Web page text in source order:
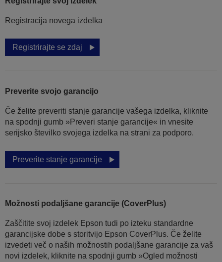
Registracija novega izdelka
Registrirajte se zdaj
Preverite svojo garancijo
Če želite preveriti stanje garancije vašega izdelka, kliknite
na spodnji gumb »Preveri stanje garancije« in vnesite
serijsko številko svojega izdelka na strani za podporo.
Preverite stanje garancije
Možnosti podaljšane garancije (CoverPlus)
Zaščitite svoj izdelek Epson tudi po izteku standardne
garancijske dobe s storitvijo Epson CoverPlus. Če želite
izvedeti več o naših možnostih podaljšane garancije za vaš
novi izdelek, kliknite na spodnji gumb »Ogled možnosti